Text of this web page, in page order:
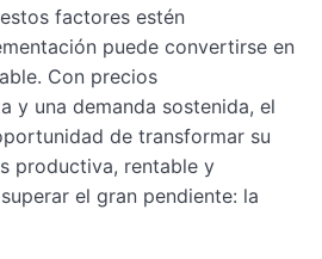
factores estén
puede convertirse en
Con precios
y una demanda sostenida, el
de transformar su
productiva, rentable y
el gran pendiente: la